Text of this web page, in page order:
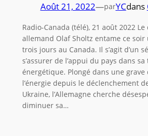
Août 21, 2022—parYCdans
Radio-Canada (télé), 21 août 2022
allemand Olaf Sholtz entame ce soir
trois jours au Canada. Il s’agit d’un
s’assurer de l’appui du pays dans
énergétique. Plongé dans une grave
l’énergie depuis le déclenchement
Ukraine, l’Allemagne cherche
diminuer sa…